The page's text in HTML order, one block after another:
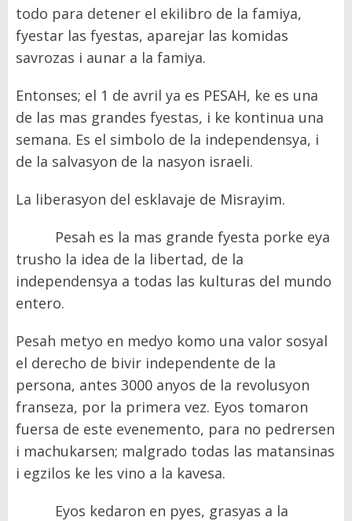
todo para detener el ekilibro de la famiya,
fyestar las fyestas, aparejar las komidas
savrozas i aunar a la famiya.
Entonses; el 1 de avril ya es PESAH, ke es una
de las mas grandes fyestas, i ke kontinua una
semana. Es el simbolo de la independensya, i
de la salvasyon de la nasyon israeli.
La liberasyon del esklavaje de Misrayim.
Pesah es la mas grande fyesta porke eya
trusho la idea de la libertad, de la
independensya a todas las kulturas del mundo
entero.
Pesah metyo en medyo komo una valor sosyal
el derecho de bivir independente de la
persona, antes 3000 anyos de la revolusyon
franseza, por la primera vez. Eyos tomaron
fuersa de este evenemento, para no pedrersen
i machukarsen; malgrado todas las matansinas
i egzilos ke les vino a la kavesa.
Eyos kedaron en pyes, grasyas a la